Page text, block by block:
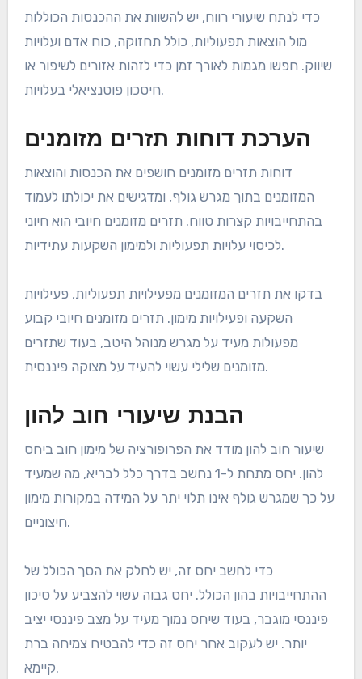
כדי לנתח שיעורי רווח, יש להשוות את ההכנסות הכוללות
מול הוצאות תפעוליות, כולל תחזוקה, כוח אדם ועלויות
שיווק. חפשו מגמות לאורך זמן כדי לזהות אזורים לשיפור או
חיסכון פוטנציאלי בעלויות.
הערכת דוחות תזרים מזומנים
דוחות תזרים מזומנים חושפים את הכנסות והוצאות
המזומנים בתוך מגרש גולף, ומדגישים את יכולתו לעמוד
בהתחייבויות קצרות טווח. תזרים מזומנים חיובי הוא חיוני
לכיסוי עלויות תפעוליות ולמימון השקעות עתידיות.
בדקו את תזרים המזומנים מפעילויות תפעוליות, פעילויות
השקעה ופעילויות מימון. תזרים מזומנים חיובי קבוע
מפעולות מעיד על מגרש מנוהל היטב, בעוד שתזרים
מזומנים שלילי עשוי להעיד על מצוקה פיננסית.
הבנת שיעורי חוב להון
שיעור חוב להון מודד את הפרופורציה של מימון חוב ביחס
להון. יחס מתחת ל-1 נחשב בדרך כלל לבריא, מה שמעיד
על כך שמגרש גולף אינו תלוי יתר על המידה במקורות מימון
חיצוניים.
כדי לחשב יחס זה, יש לחלק את הסך הכולל של
ההתחייבויות בהון הכולל. יחס גבוה עשוי להצביע על סיכון
פיננסי מוגבר, בעוד שיחס נמוך מעיד על מצב פיננסי יציב
יותר. יש לעקוב אחר יחס זה כדי להבטיח צמיחה ברת
קיימא.